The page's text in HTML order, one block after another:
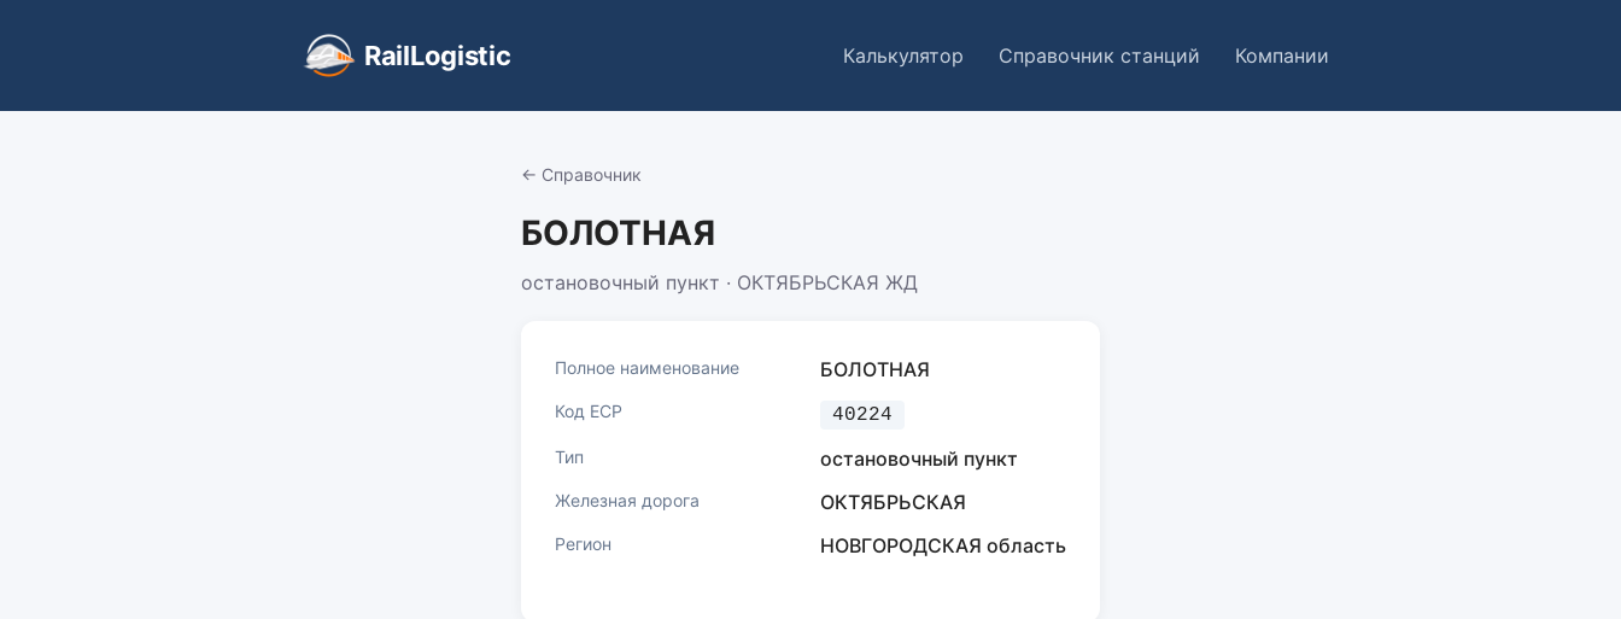
RailLogistic Калькулятор Справочник станций Компании
← Справочник
БОЛОТНАЯ
остановочный пункт · ОКТЯБРЬСКАЯ ЖД
Полное наименование БОЛОТНАЯ
Код ЕСР 40224
Тип остановочный пункт
Железная дорога ОКТЯБРЬСКАЯ
Регион НОВГОРОДСКАЯ область